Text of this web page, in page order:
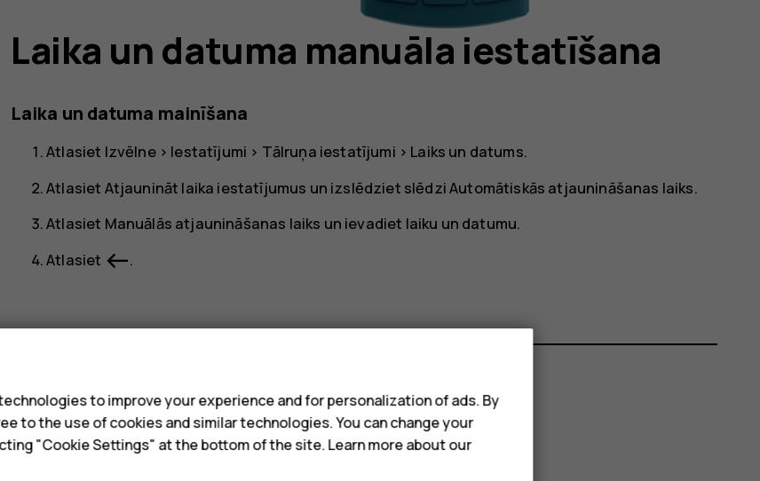
Laika un datuma manuāla iestatīšana
Laika un datuma mainīšana
Atlasiet Izvēlne> Iestatījumi > Tālruņa iestatījumi > Laiks un datums.
Atlasiet Atjaunināt laika iestatījumus un izslēdziet slēdziAutomātiskās atjaunināšanas laiks.
Atlasiet Manuālās atjaunināšanas laiks un ievadiet laiku un datumu.
Atlasiet west.
Did you find this helpful?
to improve your experience and for personalization of ads. By
to the use of cookies and similar technologies. You can change your
"Cookie Settings" at the bottom of the site. Learn more about our